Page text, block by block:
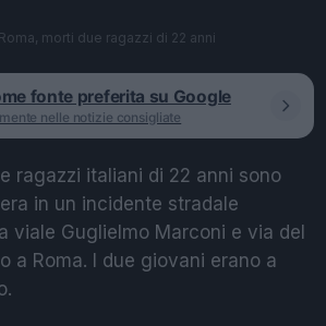
morti due ragazzi di 22 anni
fonte preferita su Google
nelle notizie consigliate
ragazzi italiani di 22 anni sono
in un incidente stradale
viale Guglielmo Marconi e via del
a Roma. I due giovani erano a